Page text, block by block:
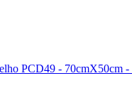
PCD49 - 70cmX50cm -